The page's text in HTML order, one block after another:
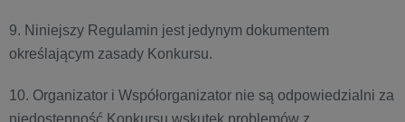
9. Niniejszy Regulamin jest jedynym dokumentem
określającym zasady Konkursu.
10. Organizator i Współorganizator nie są odpowiedzialni za